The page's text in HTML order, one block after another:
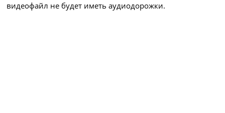
видеофайл не будет иметь аудиодорожки.